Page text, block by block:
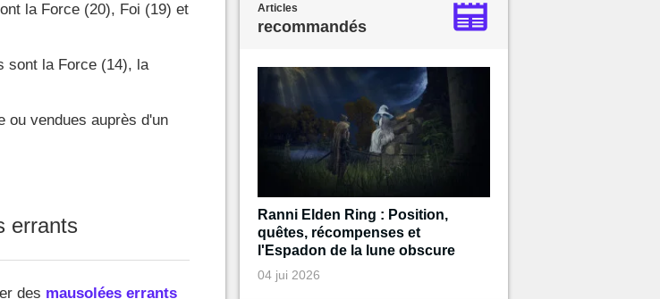
la Force (20), Foi (19) et
sont la Force (14), la
ou vendues auprès d'un
errants
des mausolées errants
Articles
recommandés
Ranni Elden Ring : Position,
quêtes, récompenses et
l'Espadon de la lune obscure
04 jui 2026